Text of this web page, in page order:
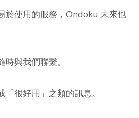
於使用的服務，Ondoku 未來也
與我們聯繫。
很好用」之類的訊息。